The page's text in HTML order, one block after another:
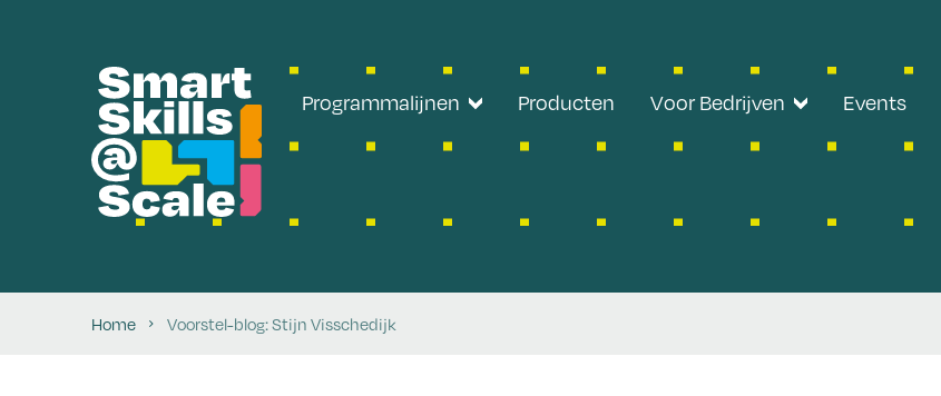
Programmalijnen
Programmalijn 4
Producten
Voor Bedrijven
Events
Home Voorstel-blog: Stijn Visschedijk